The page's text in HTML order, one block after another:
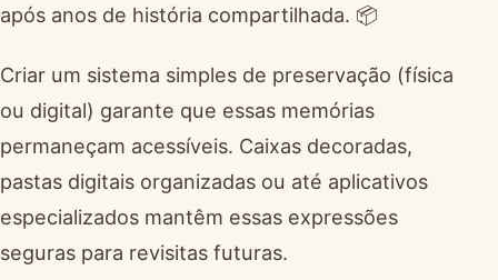
após anos de história compartilhada. 📦
Criar um sistema simples de preservação (física
ou digital) garante que essas memórias
permaneçam acessíveis. Caixas decoradas,
pastas digitais organizadas ou até aplicativos
especializados mantêm essas expressões
seguras para revisitas futuras.